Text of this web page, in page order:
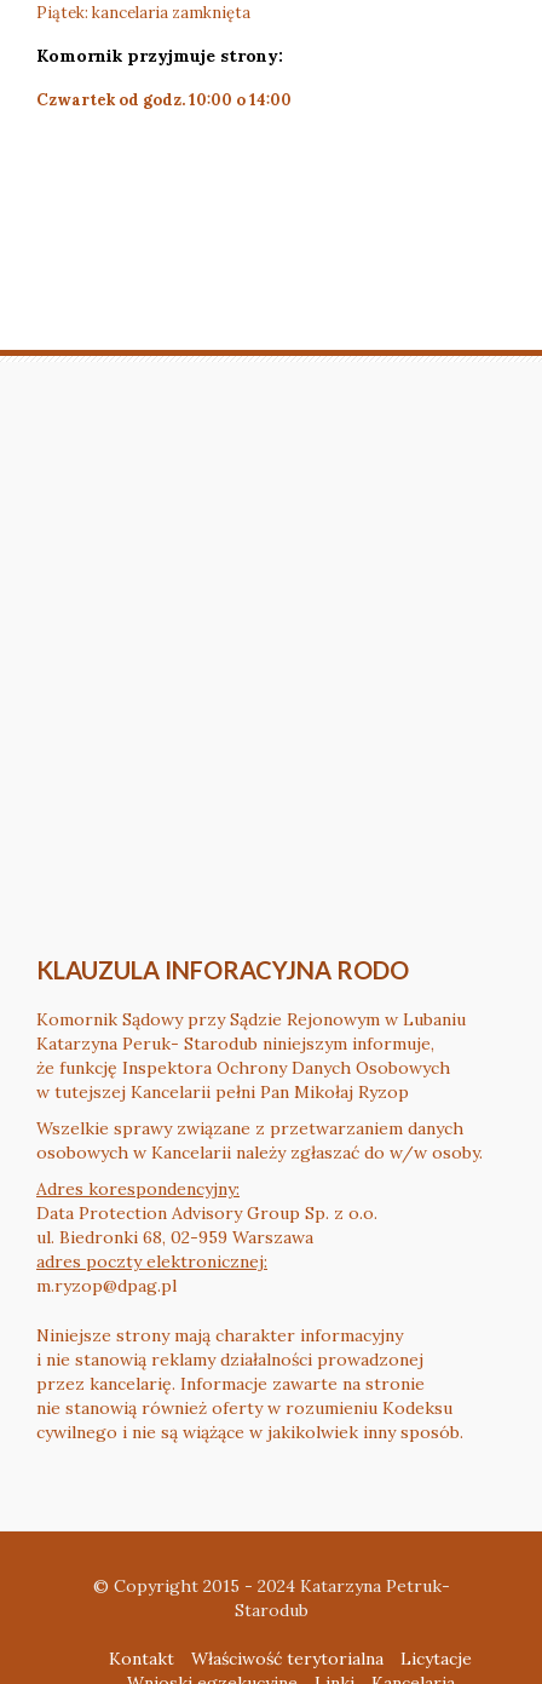
Piątek: kancelaria zamknięta
Komornik przyjmuje strony:
Czwartek od godz. 10:00 o 14:00
KLAUZULA INFORACYJNA RODO
Komornik Sądowy przy Sądzie Rejonowym w Lubaniu
Katarzyna Peruk- Starodub niniejszym informuje,
że funkcję Inspektora Ochrony Danych Osobowych
w tutejszej Kancelarii pełni Pan Mikołaj Ryzop
Wszelkie sprawy związane z przetwarzaniem danych
osobowych w Kancelarii należy zgłaszać do w/w osoby.
Adres korespondencyjny:
Data Protection Advisory Group Sp. z o.o.
ul. Biedronki 68, 02-959 Warszawa
adres poczty elektronicznej:
m.ryzop@dpag.pl
Niniejsze strony mają charakter informacyjny
i nie stanowią reklamy działalności prowadzonej
przez kancelarię. Informacje zawarte na stronie
nie stanowią również oferty w rozumieniu Kodeksu
cywilnego i nie są wiążące w jakikolwiek inny sposób.
© Copyright 2015 - 2024 Katarzyna Petruk-
Starodub
Kontakt Właściwość terytorialna
Licytacje